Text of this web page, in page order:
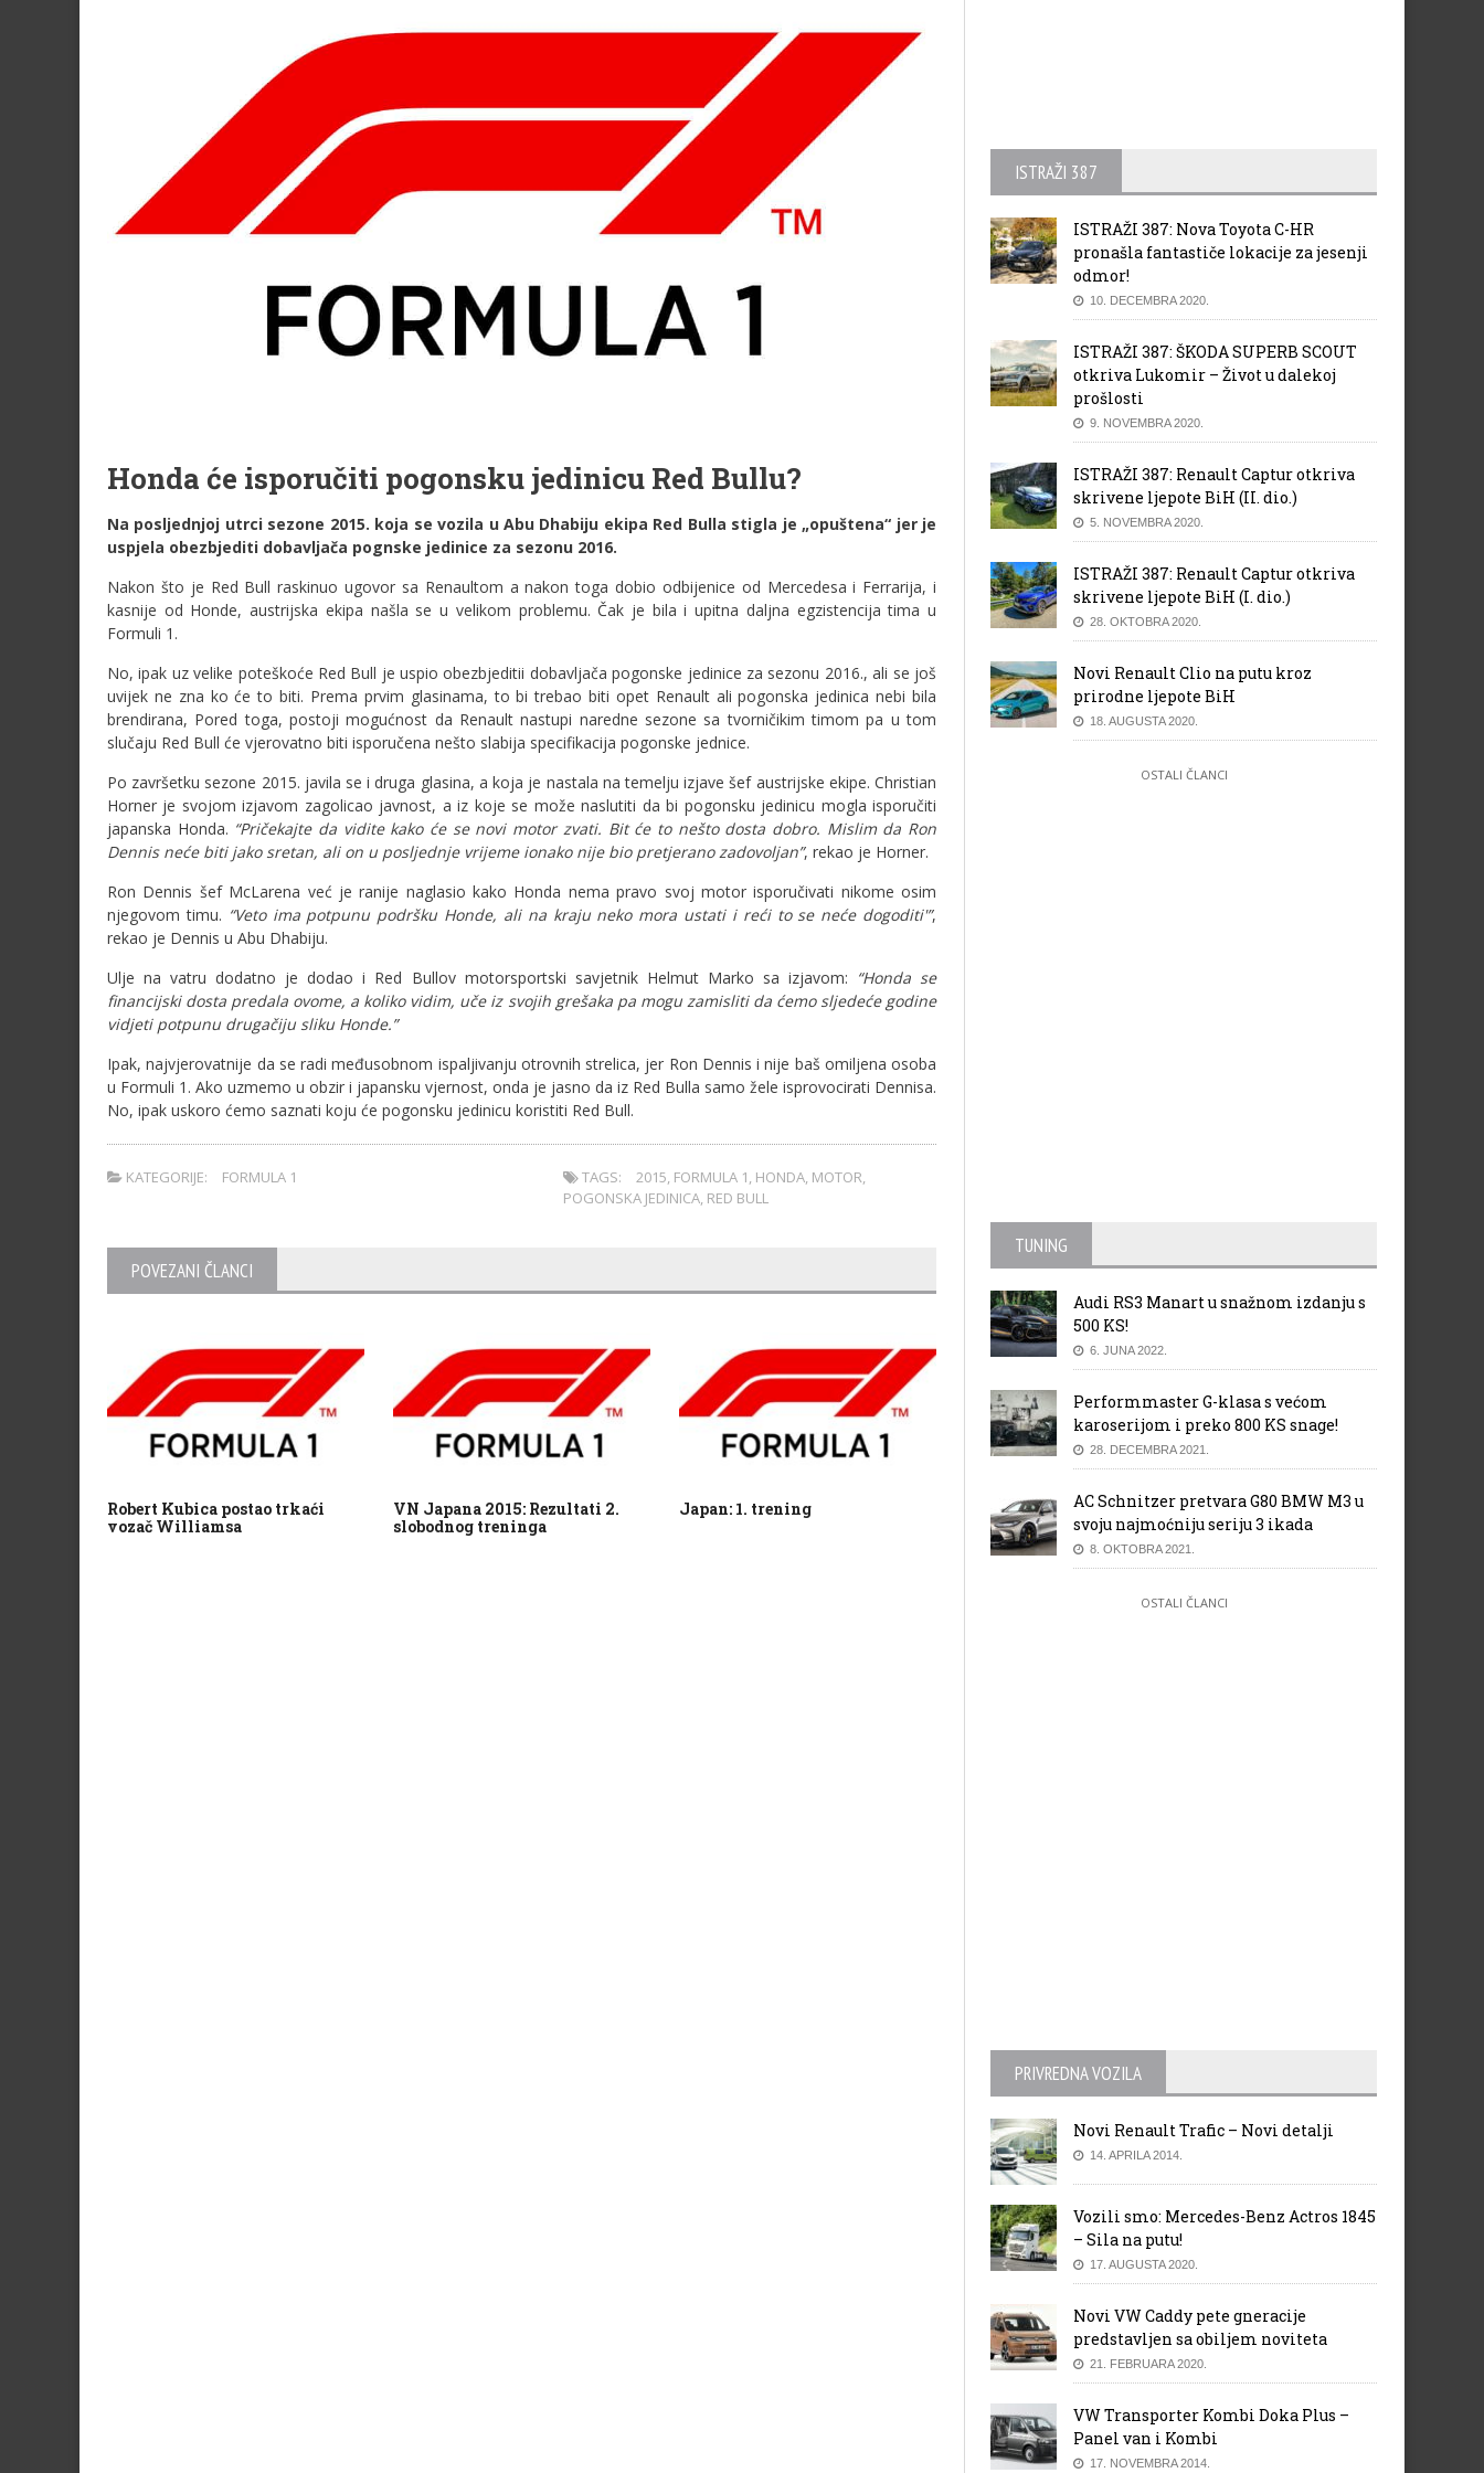
Honda će isporučiti pogonsku jedinicu Red Bullu?
Na posljednjoj utrci sezone 2015. koja se vozila u Abu Dhabiju ekipa Red Bulla stigla je „opuštena“ jer je
uspjela obezbjediti dobavljača pognske jedinice za sezonu 2016.
Nakon što je Red Bull raskinuo ugovor sa Renaultom a nakon toga dobio odbijenice od Mercedesa i Ferrarija, i
kasnije od Honde, austrijska ekipa našla se u velikom problemu. Čak je bila i upitna daljna egzistencija tima u
Formuli 1.
No, ipak uz velike poteškoće Red Bull je uspio obezbjeditii dobavljača pogonske jedinice za sezonu 2016., ali se još
uvijek ne zna ko će to biti. Prema prvim glasinama, to bi trebao biti opet Renault ali pogonska jedinica nebi bila
brendirana, Pored toga, postoji mogućnost da Renault nastupi naredne sezone sa tvorničikim timom pa u tom
slučaju Red Bull će vjerovatno biti isporučena nešto slabija specifikacija pogonske jednice.
Po završetku sezone 2015. javila se i druga glasina, a koja je nastala na temelju izjave šef austrijske ekipe. Christian
Horner je svojom izjavom zagolicao javnost, a iz koje se može naslutiti da bi pogonsku jedinicu mogla isporučiti
japanska Honda. “Pričekajte da vidite kako će se novi motor zvati. Bit će to nešto dosta dobro. Mislim da Ron
Dennis neće biti jako sretan, ali on u posljednje vrijeme ionako nije bio pretjerano zadovoljan”, rekao je Horner.
Ron Dennis šef McLarena već je ranije naglasio kako Honda nema pravo svoj motor isporučivati nikome osim
njegovom timu. “Veto ima potpunu podršku Honde, ali na kraju neko mora ustati i reći to se neće dogoditi'”,
rekao je Dennis u Abu Dhabiju.
Ulje na vatru dodatno je dodao i Red Bullov motorsportski savjetnik Helmut Marko sa izjavom: “Honda se
financijski dosta predala ovome, a koliko vidim, uče iz svojih grešaka pa mogu zamisliti da ćemo sljedeće godine
vidjeti potpunu drugačiju sliku Honde.”
Ipak, najvjerovatnije da se radi međusobnom ispaljivanju otrovnih strelica, jer Ron Dennis i nije baš omiljena osoba
u Formuli 1. Ako uzmemo u obzir i japansku vjernost, onda je jasno da iz Red Bulla samo žele isprovocirati Dennisa.
No, ipak uskoro ćemo saznati koju će pogonsku jedinicu koristiti Red Bull.
KATEGORIJE: FORMULA 1 TAGS: 2015, FORMULA 1, HONDA, MOTOR,
POGONSKA JEDINICA, RED BULL
POVEZANI ČLANCI
Robert Kubica postao trkaći
vozač Williamsa
VN Japana 2015: Rezultati 2.
slobodnog treninga
Japan: 1. trening
Otmar Szafnauer: FRIC sistem
donosi 0,5 sekundi po krugu
Cyril Abiteboul: Renault ima
lošiju šasiju od Red Bulla i
ISTRAŽI 387
ISTRAŽI 387: Nova Toyota C-HR
pronašla fantastiče lokacije za jesenji
odmor!
10. DECEMBRA 2020.
ISTRAŽI 387: ŠKODA SUPERB SCOUT
otkriva Lukomir – Život u dalekoj
prošlosti
9. NOVEMBRA 2020.
ISTRAŽI 387: Renault Captur otkriva
skrivene ljepote BiH (II. dio.)
5. NOVEMBRA 2020.
ISTRAŽI 387: Renault Captur otkriva
skrivene ljepote BiH (I. dio.)
28. OKTOBRA 2020.
Novi Renault Clio na putu kroz
prirodne ljepote BiH
18. AUGUSTA 2020.
OSTALI ČLANCI
TUNING
Audi RS3 Manart u snažnom izdanju s
500 KS!
6. JUNA 2022.
Performmaster G-klasa s većom
karoserijom i preko 800 KS snage!
28. DECEMBRA 2021.
AC Schnitzer pretvara G80 BMW M3 u
svoju najmoćniju seriju 3 ikada
8. OKTOBRA 2021.
OSTALI ČLANCI
PRIVREDNA VOZILA
Novi Renault Trafic – Novi detalji
14. APRILA 2014.
Vozili smo: Mercedes-Benz Actros 1845
– Sila na putu!
17. AUGUSTA 2020.
Novi VW Caddy pete gneracije
predstavljen sa obiljem noviteta
21. FEBRUARA 2020.
VW Transporter Kombi Doka Plus –
Panel van i Kombi
17. NOVEMBRA 2014.